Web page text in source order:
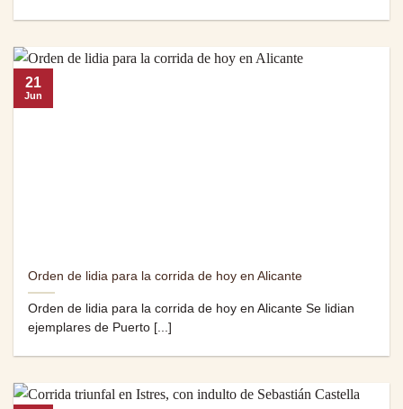
Orden de lidia para la corrida de hoy en Alicante
Orden de lidia para la corrida de hoy en Alicante Se lidian
ejemplares de Puerto [...]
21
Jun